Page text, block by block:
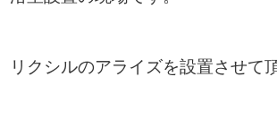
リクシルのアライズを設置させて